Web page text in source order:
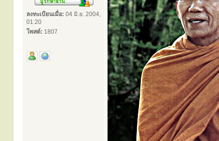
ลงทะเบียนเมื่อ: 04 มิ.ย. 2004,
01:20
โพสต์: 1807